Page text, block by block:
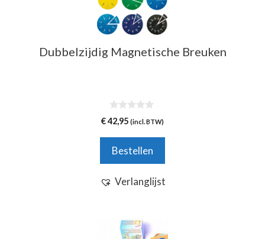
Dubbelzijdig Magnetische Breuken
0
v
5
€42,95 (incl. BTW)
Bestellen
Verlanglijst